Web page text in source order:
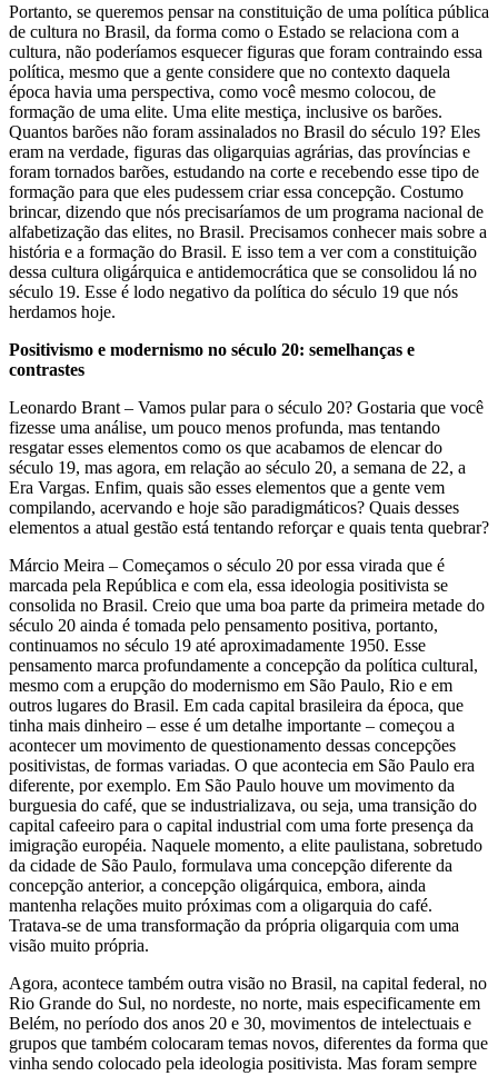
Portanto, se queremos pensar na constituição de uma política pública
de cultura no Brasil, da forma como o Estado se relaciona com a
cultura, não poderíamos esquecer figuras que foram contraindo essa
política, mesmo que a gente considere que no contexto daquela
época havia uma perspectiva, como você mesmo colocou, de
formação de uma elite. Uma elite mestiça, inclusive os barões.
Quantos barões não foram assinalados no Brasil do século 19? Eles
eram na verdade, figuras das oligarquias agrárias, das províncias e
foram tornados barões, estudando na corte e recebendo esse tipo de
formação para que eles pudessem criar essa concepção. Costumo
brincar, dizendo que nós precisaríamos de um programa nacional de
alfabetização das elites, no Brasil. Precisamos conhecer mais sobre a
história e a formação do Brasil. E isso tem a ver com a constituição
dessa cultura oligárquica e antidemocrática que se consolidou lá no
século 19. Esse é lodo negativo da política do século 19 que nós
herdamos hoje.
Positivismo e modernismo no século 20: semelhanças e
contrastes
Leonardo Brant – Vamos pular para o século 20? Gostaria que você
fizesse uma análise, um pouco menos profunda, mas tentando
resgatar esses elementos como os que acabamos de elencar do
século 19, mas agora, em relação ao século 20, a semana de 22, a
Era Vargas. Enfim, quais são esses elementos que a gente vem
compilando, acervando e hoje são paradigmáticos? Quais desses
elementos a atual gestão está tentando reforçar e quais tenta quebrar?
Márcio Meira – Começamos o século 20 por essa virada que é
marcada pela República e com ela, essa ideologia positivista se
consolida no Brasil. Creio que uma boa parte da primeira metade do
século 20 ainda é tomada pelo pensamento positiva, portanto,
continuamos no século 19 até aproximadamente 1950. Esse
pensamento marca profundamente a concepção da política cultural,
mesmo com a erupção do modernismo em São Paulo, Rio e em
outros lugares do Brasil. Em cada capital brasileira da época, que
tinha mais dinheiro – esse é um detalhe importante – começou a
acontecer um movimento de questionamento dessas concepções
positivistas, de formas variadas. O que acontecia em São Paulo era
diferente, por exemplo. Em São Paulo houve um movimento da
burguesia do café, que se industrializava, ou seja, uma transição do
capital cafeeiro para o capital industrial com uma forte presença da
imigração européia. Naquele momento, a elite paulistana, sobretudo
da cidade de São Paulo, formulava uma concepção diferente da
concepção anterior, a concepção oligárquica, embora, ainda
mantenha relações muito próximas com a oligarquia do café.
Tratava-se de uma transformação da própria oligarquia com uma
visão muito própria.
Agora, acontece também outra visão no Brasil, na capital federal, no
Rio Grande do Sul, no nordeste, no norte, mais especificamente em
Belém, no período dos anos 20 e 30, movimentos de intelectuais e
grupos que também colocaram temas novos, diferentes da forma que
vinha sendo colocado pela ideologia positivista. Mas foram sempre